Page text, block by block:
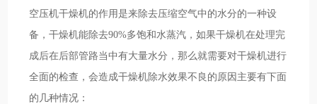
空压机干燥机的作用是来除去压缩空气中的水分的一种设
备，干燥机能除去90%多饱和水蒸汽，如果干燥机在处理完
成后在后部管路当中有大量水分，那么就需要对干燥机进行
全面的检查，会造成干燥机除水效果不良的原因主要有下面
的几种情况：